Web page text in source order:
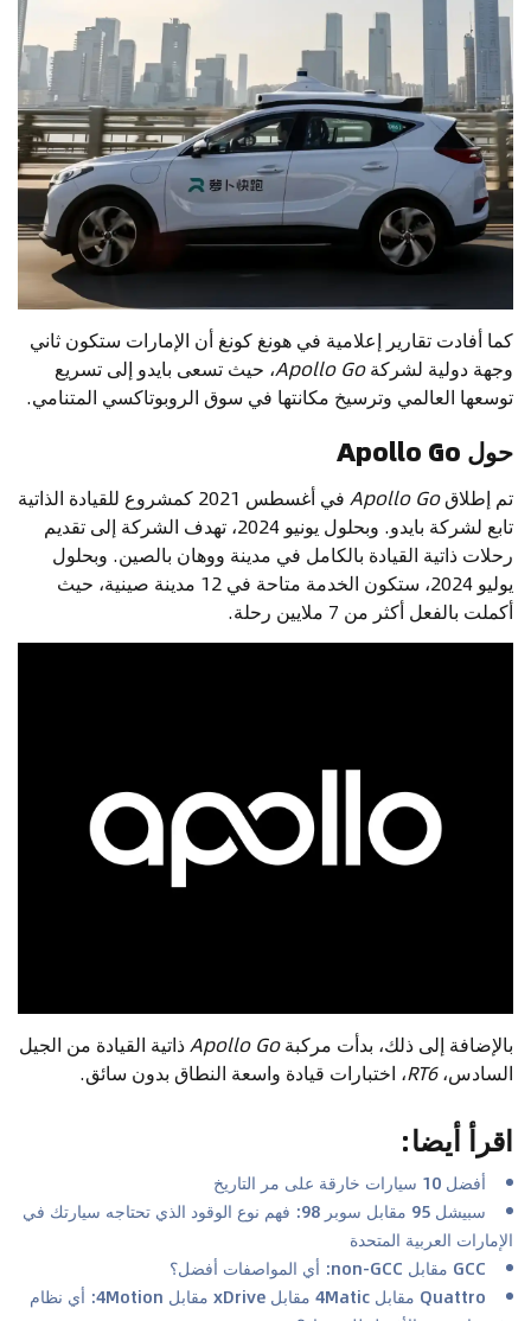
كما أفادت تقارير إعلامية في هونغ كونغ أن الإمارات ستكون ثاني
وجهة دولية لشركةApollo Go، حيث تسعى بايدو إلى تسريع
توسعها العالمي وترسيخ مكانتها في سوق الروبوتاكسي المتنامي.
حول Apollo Go
تم إطلاقApollo Go
في أغسطس 2021 كمشروع للقيادة الذاتية
تابع لشركة بايدو. وبحلول يونيو 2024، تهدف الشركة إلى تقديم
رحلات ذاتية القيادة بالكامل في مدينة ووهان بالصين. وبحلول
يوليو 2024، ستكون الخدمة متاحة في 12 مدينة صينية، حيث
أكملت بالفعل أكثر من 7 ملايين رحلة.
بالإضافة إلى ذلك، بدأت مركبةApollo Goذاتية القيادة من الجيل
السادس،RT6، اختبارات قيادة واسعة النطاق بدون سائق.
اقرأ أيضا:
أفضل 10 سيارات خارقة على مر التاريخ
سبيشل 95 مقابل سوبر 98: فهم نوع الوقود الذي تحتاجه سيارتك في
الإمارات العربية المتحدة
GCC مقابل non-GCC: أي المواصفات أفضل؟
Quattro مقابل 4Matic مقابل xDrive مقابل 4Motion: أي نظام